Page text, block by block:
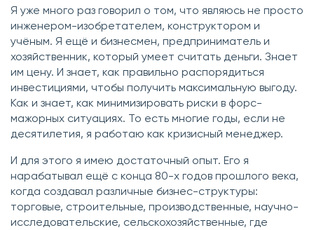
Я уже много раз говорил о том, что являюсь не просто
инженером-изобретателем, конструктором и
учёным. Я ещё и бизнесмен, предприниматель и
хозяйственник, который умеет считать деньги. Знает
им цену. И знает, как правильно распорядиться
инвестициями, чтобы получить максимальную выгоду.
Как и знает, как минимизировать риски в форс-
мажорных ситуациях. То есть многие годы, если не
десятилетия, я работаю как кризисный менеджер.
И для этого я имею достаточный опыт. Его я
нарабатывал ещё с конца 80-х годов прошлого века,
когда создавал различные бизнес-структуры:
торговые, строительные, производственные, научно-
исследовательские, сельскохозяйственные, где